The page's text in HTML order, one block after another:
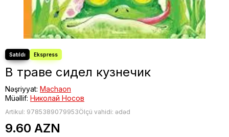
В траве сидел кузнечик
Nəşriyyat: Machaon
Müəllif: Николай Носов
Artikul: 9785389079953Ölçü vahidi: ədəd
9.60 AZN